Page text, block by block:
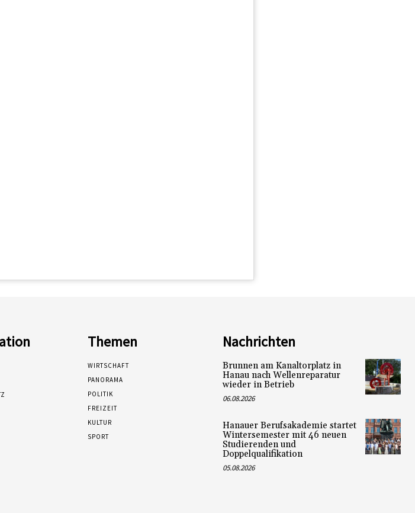
Themen
WIRTSCHAFT
PANORAMA
POLITIK
FREIZEIT
KULTUR
SPORT
Nachrichten
Brunnen am Kanaltorplatz in
Hanau nach Wellenreparatur
wieder in Betrieb
06.08.2026
Hanauer Berufsakademie startet
Wintersemester mit 46 neuen
Studierenden und
Doppelqualifikation
05.08.2026